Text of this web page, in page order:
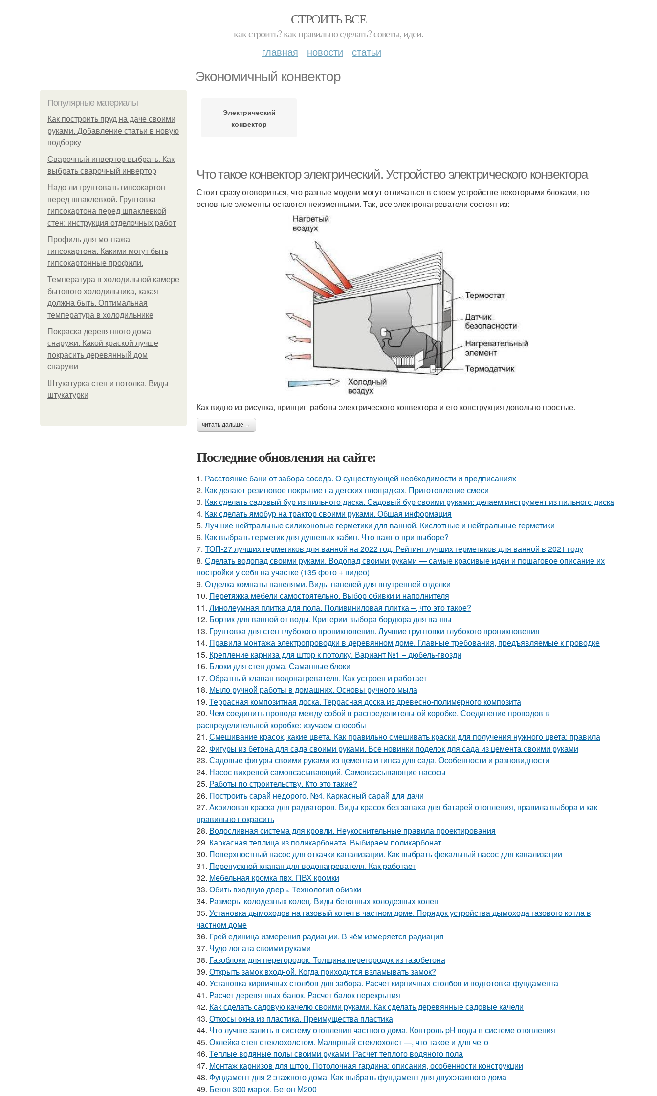
СТРОИТЬ ВСЕ
как строить? как правильно сделать? советы, идеи.
главная новости статьи
Экономичный конвектор
Популярные материалы
Как построить пруд на даче своими
руками. Добавление статьи в новую
подборку
Сварочный инвертор выбрать. Как
выбрать сварочный инвертор
Надо ли грунтовать гипсокартон
перед шпаклевкой. Грунтовка
гипсокартона перед шпаклевкой
стен: инструкция отделочных работ
Профиль для монтажа
гипсокартона. Какими могут быть
гипсокартонные профили.
Температура в холодильной камере
бытового холодильника, какая
должна быть. Оптимальная
температура в холодильнике
Покраска деревянного дома
снаружи. Какой краской лучше
покрасить деревянный дом
снаружи
Штукатурка стен и потолка. Виды
штукатурки
Электрический
конвектор
Что такое конвектор электрический. Устройство электрического конвектора
Стоит сразу оговориться, что разные модели могут отличаться в своем устройстве некоторыми блоками, но
основные элементы остаются неизменными. Так, все электронагреватели состоят из:
Как видно из рисунка, принцип работы электрического конвектора и его конструкция довольно простые.
читать дальше →
Последние обновления на сайте:
1. Расстояние бани от забора соседа. О существующей необходимости и предписаниях
2. Как делают резиновое покрытие на детских площадках. Приготовление смеси
3. Как сделать садовый бур из пильного диска. Садовый бур своими руками: делаем инструмент из пильного диска
4. Как сделать ямобур на трактор своими руками. Общая информация
5. Лучшие нейтральные силиконовые герметики для ванной. Кислотные и нейтральные герметики
6. Как выбрать герметик для душевых кабин. Что важно при выборе?
7. ТОП-27 лучших герметиков для ванной на 2022 год. Рейтинг лучших герметиков для ванной в 2021 году
8. Сделать водопад своими руками. Водопад своими руками — самые красивые идеи и пошаговое описание их
постройки у себя на участке (135 фото + видео)
9. Отделка комнаты панелями. Виды панелей для внутренней отделки
10. Перетяжка мебели самостоятельно. Выбор обивки и наполнителя
11. Линолеумная плитка для пола. Поливиниловая плитка –, что это такое?
12. Бортик для ванной от воды. Критерии выбора бордюра для ванны
13. Грунтовка для стен глубокого проникновения. Лучшие грунтовки глубокого проникновения
14. Правила монтажа электропроводки в деревянном доме. Главные требования, предъявляемые к проводке
15. Крепление карниза для штор к потолку. Вариант №1 – дюбель-гвозди
16. Блоки для стен дома. Саманные блоки
17. Обратный клапан водонагревателя. Как устроен и работает
18. Мыло ручной работы в домашних. Основы ручного мыла
19. Террасная композитная доска. Террасная доска из древесно-полимерного композита
20. Чем соединить провода между собой в распределительной коробке. Соединение проводов в
распределительной коробке: изучаем способы
21. Смешивание красок, какие цвета. Как правильно смешивать краски для получения нужного цвета: правила
22. Фигуры из бетона для сада своими руками. Все новинки поделок для сада из цемента своими руками
23. Садовые фигуры своими руками из цемента и гипса для сада. Особенности и разновидности
24. Насос вихревой самовсасывающий. Самовсасывающие насосы
25. Работы по строительству. Кто это такие?
26. Построить сарай недорого. №4. Каркасный сарай для дачи
27. Акриловая краска для радиаторов. Виды красок без запаха для батарей отопления, правила выбора и как
правильно покрасить
28. Водосливная система для кровли. Неукоснительные правила проектирования
29. Каркасная теплица из поликарбоната. Выбираем поликарбонат
30. Поверхностный насос для откачки канализации. Как выбрать фекальный насос для канализации
31. Перепускной клапан для водонагревателя. Как работает
32. Мебельная кромка пвх. ПВХ кромки
33. Обить входную дверь. Технология обивки
34. Размеры колодезных колец. Виды бетонных колодезных колец
35. Установка дымоходов на газовый котел в частном доме. Порядок устройства дымохода газового котла в
частном доме
36. Грей единица измерения радиации. В чём измеряется радиация
37. Чудо лопата своими руками
38. Газоблоки для перегородок. Толщина перегородок из газобетона
39. Открыть замок входной. Когда приходится взламывать замок?
40. Установка кирпичных столбов для забора. Расчет кирпичных столбов и подготовка фундамента
41. Расчет деревянных балок. Расчет балок перекрытия
42. Как сделать садовую качелю своими руками. Как сделать деревянные садовые качели
43. Откосы окна из пластика. Преимущества пластика
44. Что лучше залить в систему отопления частного дома. Контроль pH воды в системе отопления
45. Оклейка стен стеклохолстом. Малярный стеклохолст —, что такое и для чего
46. Теплые водяные полы своими руками. Расчет теплого водяного пола
47. Монтаж карнизов для штор. Потолочная гардина: описания, особенности конструкции
48. Фундамент для 2 этажного дома. Как выбрать фундамент для двухэтажного дома
49. Бетон 300 марки. Бетон М200